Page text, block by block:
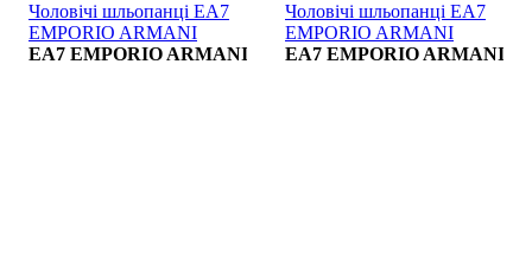
Чоловічі шльопанці EA7
EMPORIO ARMANI
SHOES BEACHWEAR
EA7 EMPORIO ARMANI
Чоловічі шльопанці EA7
EMPORIO ARMANI
SHOES BEACHWEAR
EA7 EMPORIO ARMANI